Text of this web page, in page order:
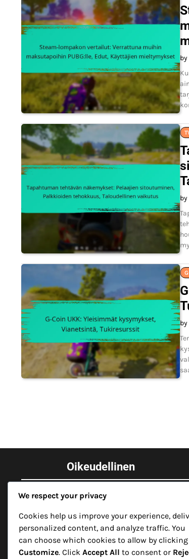
by
Oikeudellinen
Tietosuojakäytäntö
Käyttäjäsopimus
Ota yhteyttä
Evästeet ja seuranta
We respect your privacy
Cookies help us improve your experience,
personalized content, and analyze traffic. You
can choose which cookies to allow by clicking
Customize. Click Accept All to consent or